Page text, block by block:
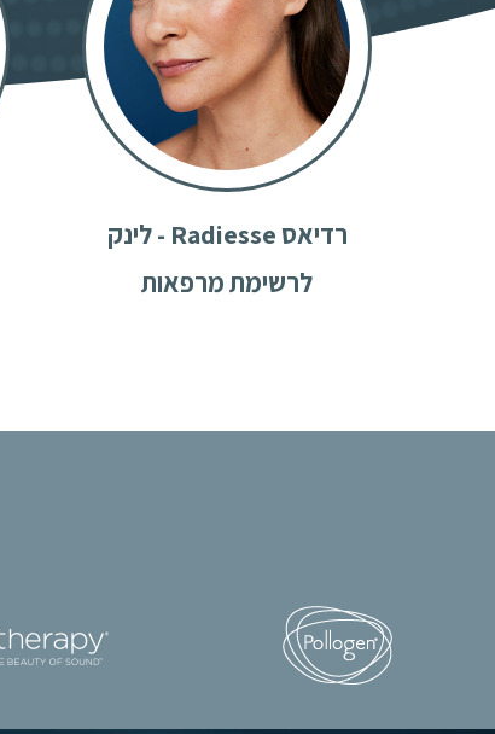
רדיאס Radiesse - לינק
לרשימת מרפאות